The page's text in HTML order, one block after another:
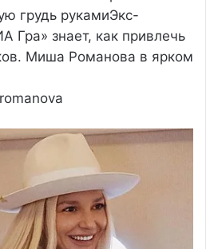
грудь рукамиЭкс-
Гра» знает, как привлечь
Миша Романова в ярком